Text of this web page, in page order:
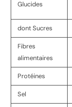
Glucides
dont Sucres
Fibres
alimentaires
Protéines
Sel